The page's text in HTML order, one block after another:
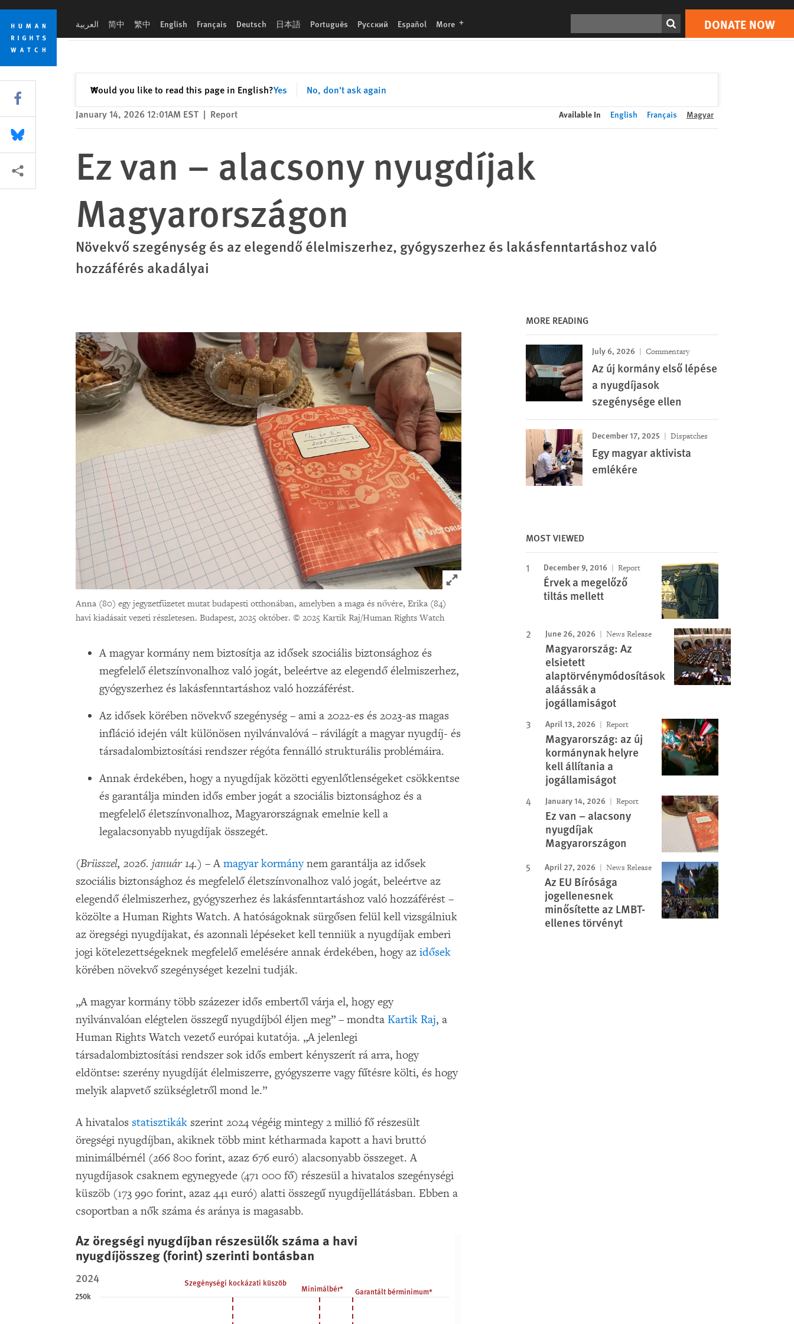
Skip
cookie
privacy
notice
Skip
main
content
العربية 简中 繁中 English Français Deutsch 日本語 Português Русский Español More languages DONATE NOW
Would you like to read this page in English?Yes No, don't ask again
✕Close
Print DONATE NOW
January 14, 2026 12:01AM EST | Report Available In English Français Magyar
Ez van – alacsony nyugdíjak
Magyarországon
Növekvő szegénység és az elegendő élelmiszerhez, gyógyszerhez és lakásfenntartáshoz való
hozzáférés akadályai
Click to expand Image
Anna (80) egy jegyzetfüzetet mutat budapesti otthonában, amelyben a maga és nővére, Erika (84)
havi kiadásait vezeti részletesen. Budapest, 2025 október. © 2025 Kartik Raj/Human Rights Watch
A magyar kormány nem biztosítja az idősek szociális biztonsághoz és
megfelelő életszínvonalhoz való jogát, beleértve az elegendő élelmiszerhez,
gyógyszerhez és lakásfenntartáshoz való hozzáférést.
Az idősek körében növekvő szegénység – ami a 2022-es és 2023-as magas
infláció idején vált különösen nyilvánvalóvá – rávilágít a magyar nyugdíj- és
társadalombiztosítási rendszer régóta fennálló strukturális problémáira.
Annak érdekében, hogy a nyugdíjak közötti egyenlőtlenségeket csökkentse
és garantálja minden idős ember jogát a szociális biztonsághoz és a
megfelelő életszínvonalhoz, Magyarországnak emelnie kell a
legalacsonyabb nyugdíjak összegét.
(Brüsszel, 2026. január 14.) – Amagyar kormánynem garantálja az idősek
szociális biztonsághoz és megfelelő életszínvonalhoz való jogát, beleértve az
elegendő élelmiszerhez, gyógyszerhez és lakásfenntartáshoz való hozzáférést –
közölte a Human Rights Watch. A hatóságoknak sürgősen felül kell vizsgálniuk
az öregségi nyugdíjakat, és azonnali lépéseket kell tenniük a nyugdíjak emberi
jogi kötelezettségeknek megfelelő emelésére annak érdekében, hogy az idősek
körében növekvő szegénységet kezelni tudják.
„A magyar kormány több százezer idős embertől várja el, hogy egy
nyilvánvalóan elégtelen összegű nyugdíjból éljen meg” – mondta Kartik Raj, a
Human Rights Watch vezető európai kutatója. „A jelenlegi
társadalombiztosítási rendszer sok idős embert kényszerít rá arra, hogy
eldöntse: szerény nyugdíját élelmiszerre, gyógyszerre vagy fűtésre költi, és hogy
melyik alapvető szükségletről mond le.”
A hivatalos statisztikák szerint 2024 végéig mintegy 2 millió fő részesült
öregségi nyugdíjban, akiknek több mint kétharmada kapott a havi bruttó
minimálbérnél (266 800 forint, azaz 676 euró) alacsonyabb összeget. A
nyugdíjasok csaknem egynegyede (471 000 fő) részesül a hivatalos szegénységi
küszöb (173 990 forint, azaz 441 euró) alatti összegű nyugdíjellátásban. Ebben a
csoportban a nők száma és aránya is magasabb.
Az öregségi nyugdíjban részesülők száma a havi nyugdíjösszeg (forint) szerinti bontásban
Bar chart with 20 bars.
2024
*Magyarországon kétféle minimáljövedelem létezik: a formális végzettséget nem igénylő munkakörökre vonatkozó minimálbér és az érettségit
Szegénységi kockázati küszöb
Minimálbér* Garantált bérminimum*
Az öregségi nyugdíjban részesülők száma a havi
nyugdíjösszeg (forint) szerinti bontásban
2024
250k
MORE READING
July 6, 2026 Commentary
Az új kormány első lépése
a nyugdíjasok
szegénysége ellen
December 17, 2025 Dispatches
Egy magyar aktivista
emlékére
MOST VIEWED
December 9, 2016 Report
Érvek a megelőző
tiltás mellett
June 26, 2026 News Release
Magyarország: Az
elsietett
alaptörvénymódosítások
aláássák a
jogállamiságot
April 13, 2026 Report
Magyarország: az új
kormánynak helyre
kell állítania a
jogállamiságot
January 14, 2026 Report
Ez van – alacsony
nyugdíjak
Magyarországon
April 27, 2026 News Release
Az EU Bírósága
jogellenesnek
minősítette az LMBT-
ellenes törvényt
Share this via Facebook
Share this via Bluesky
More sharing options